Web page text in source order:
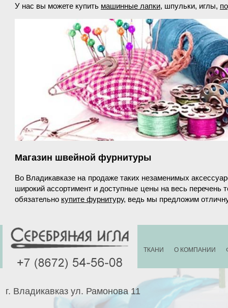
У нас вы можете купить машинные лапки, шпульки, иглы,
Магазин швейной фурнитуры
Во Владикавказе на продаже таких незаменимых
широкий ассортимент и доступные цены на весь
обязательно купите фурнитуру, ведь мы предложим
ТКАНИ О КОМПАНИИ
г. Владикавказ ул. Рамонова 11